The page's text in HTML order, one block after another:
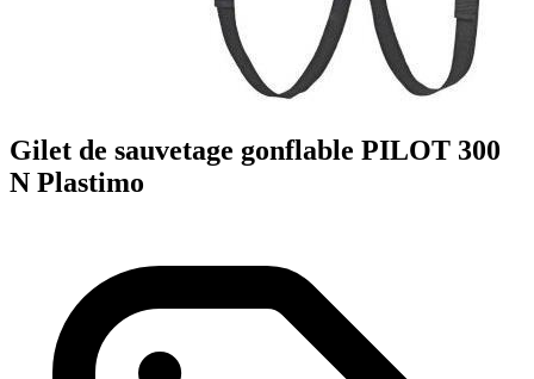
Gilet de sauvetage gonflable PILOT 300
N Plastimo